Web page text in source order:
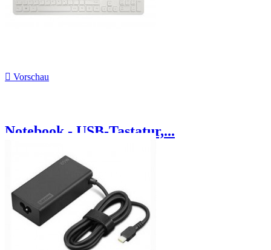
 Vorschau
Notebook - USB-Tastatur,...